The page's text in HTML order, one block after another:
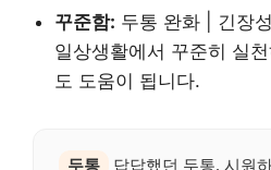
꾸준함: 두통 완화 | 긴장
일상생활에서 꾸준히 실
도 도움이 됩니다.
두통
답답했던 두통, 시원